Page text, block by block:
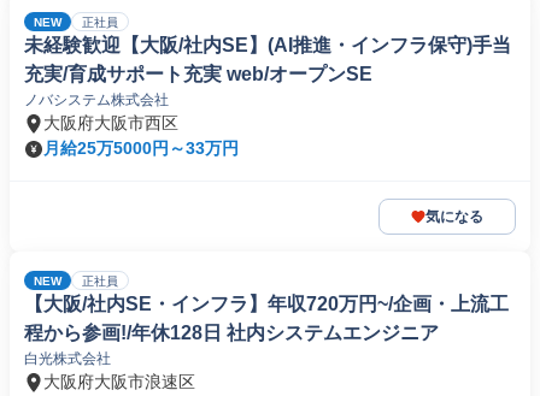
NEW 正社員
未経験歓迎【大阪/社内SE】(AI推進・インフラ保守)手当
充実/育成サポート充実 web/オープンSE
ノバシステム株式会社
大阪府大阪市西区
月給25万5000円～33万円
気になる
NEW 正社員
【大阪/社内SE・インフラ】年収720万円~/企画・上流工
程から参画!/年休128日 社内システムエンジニア
白光株式会社
大阪府大阪市浪速区